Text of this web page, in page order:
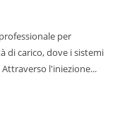
per
di carico, dove i sistemi
l'iniezione...